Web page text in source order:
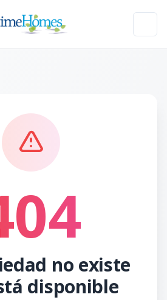
no existe
disponible